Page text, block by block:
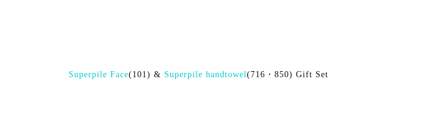
Superpile Face(101) & Superpile handtowel(716・850) Gift Set